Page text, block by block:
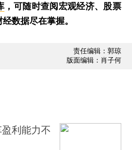
，可随时查阅宏观经济、股票
数据尽在掌握。
责任编辑：郭琼
版面编辑：肖子何
利能力不